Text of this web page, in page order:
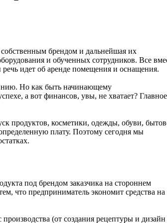
брендом и дальнейшая их
и обученных сотрудников. Все
речь идет об аренде помещения и оснащения.
Но как быть начинающему
а вот финансов, увы, не хватает?
продуктов, косметики, одежды, обуви,
плату. Поэтому сегодня мы
под брендом заказчика на стороннем
что предприниматель экономит средства
(от создания рецептуры и